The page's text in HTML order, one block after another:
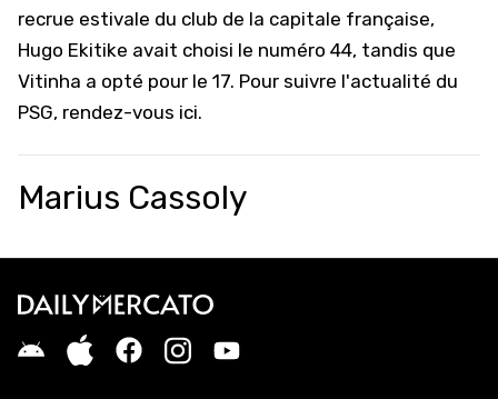
recrue estivale du club de la capitale française,
Hugo Ekitike avait choisi le numéro 44, tandis que
Vitinha a opté pour le 17. Pour suivre l'actualité du
PSG, rendez-vous ici.
Marius Cassoly